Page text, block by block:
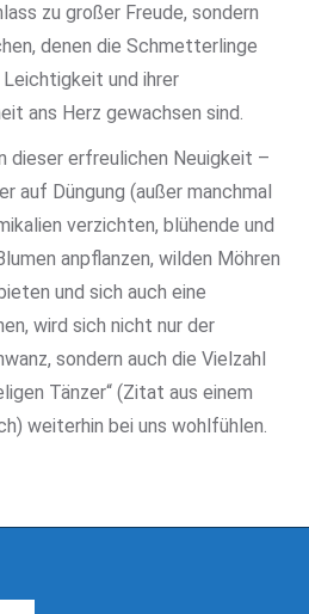
zu großer Freude, sondern
denen die Schmetterlinge
und ihrer
ans Herz gewachsen sind.
dieser erfreulichen Neuigkeit –
auf Düngung (außer manchmal
verzichten, blühende und
anpflanzen, wilden Möhren
und sich auch eine
wird sich nicht nur der
sondern auch die Vielzahl
Tänzer“ (Zitat aus einem
weiterhin bei uns wohlfühlen.